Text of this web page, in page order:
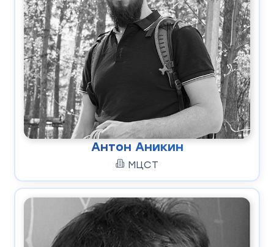
Антон Аникин
МЦСТ